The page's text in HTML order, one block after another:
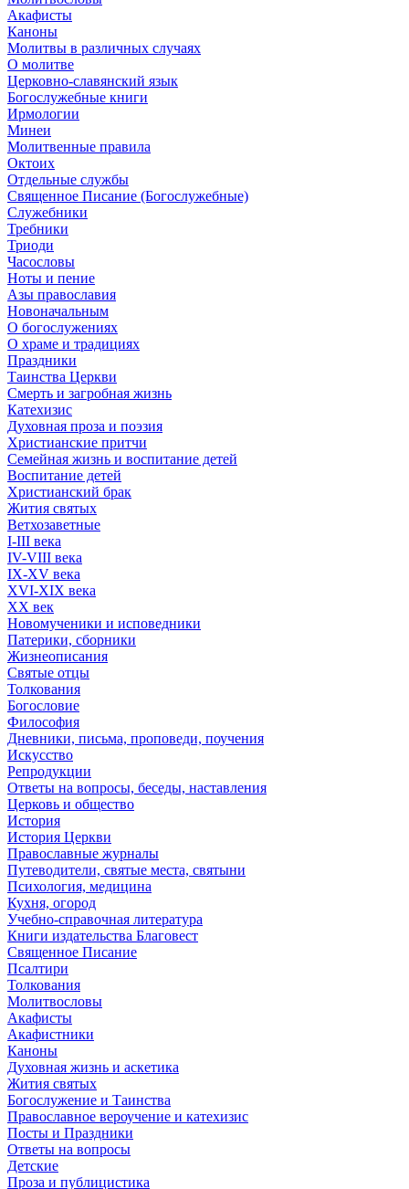
Акафисты
Каноны
Молитвы в различных случаях
О молитве
Церковно-славянский язык
Богослужебные книги
Ирмологии
Минеи
Молитвенные правила
Октоих
Отдельные службы
Священное Писание (Богослужебные)
Служебники
Требники
Триоди
Часословы
Ноты и пение
Азы православия
Новоначальным
О богослужениях
О храме и традициях
Праздники
Таинства Церкви
Смерть и загробная жизнь
Катехизис
Духовная проза и поэзия
Христианские притчи
Семейная жизнь и воспитание детей
Воспитание детей
Христианский брак
Жития святых
Ветхозаветные
I-III века
IV-VIII века
IX-XV века
XVI-XIX века
XX век
Новомученики и исповедники
Патерики, сборники
Жизнеописания
Святые отцы
Толкования
Богословие
Философия
Дневники, письма, проповеди, поучения
Искусство
Репродукции
Ответы на вопросы, беседы, наставления
Церковь и общество
История
История Церкви
Православные журналы
Путеводители, святые места, святыни
Психология, медицина
Кухня, огород
Учебно-справочная литература
Книги издательства Благовест
Священное Писание
Псалтири
Толкования
Молитвословы
Акафисты
Акафистники
Каноны
Духовная жизнь и аскетика
Жития святых
Богослужение и Таинства
Православное вероучение и катехизис
Посты и Праздники
Ответы на вопросы
Детские
Проза и публицистика